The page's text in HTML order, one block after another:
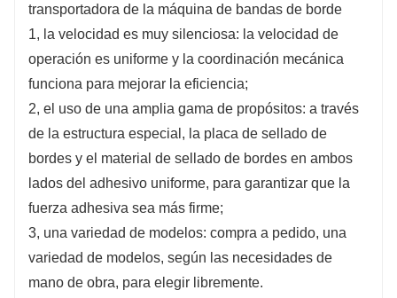
a altas temperaturas, larga vida útil;
5, el material del bloque de cadena es bueno:
superficie lisa, buena sensación, resistencia a
la corrosión y bloque de cadena resistente al
desgaste;
transportadora de la máquina de bandas de borde
1, la velocidad es muy silenciosa: la velocidad de
operación es uniforme y la coordinación mecánica
funciona para mejorar la eficiencia;
2, el uso de una amplia gama de propósitos: a través
de la estructura especial, la placa de sellado de
bordes y el material de sellado de bordes en ambos
lados del adhesivo uniforme, para garantizar que la
fuerza adhesiva sea más firme;
3, una variedad de modelos: compra a pedido, una
variedad de modelos, según las necesidades de
mano de obra, para elegir libremente.